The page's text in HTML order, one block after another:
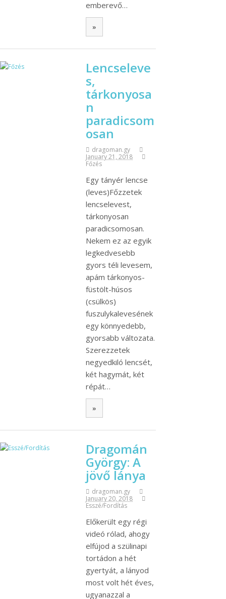
emberevő…
»
Lencseleve
s,
tárkonyosa
n
paradicsom
osan
dragoman.gy
January 21, 2018
Főzés
Egy tányér lencse
(leves)Főzzetek
lencselevest,
tárkonyosan
paradicsomosan.
Nekem ez az egyik
legkedvesebb
gyors téli levesem,
apám tárkonyos-
füstölt-húsos
(csülkös)
fuszulykalevesének
egy könnyedebb,
gyorsabb változata.
Szerezzetek
negyedkiló lencsét,
két hagymát, két
répát…
»
Dragomán
György: A
jövő lánya
dragoman.gy
January 20, 2018
Esszé/Fordítás
Előkerült egy régi
videó rólad, ahogy
elfújod a szülinapi
tortádon a hét
gyertyát, a lányod
most volt hét éves,
ugyanazzal a